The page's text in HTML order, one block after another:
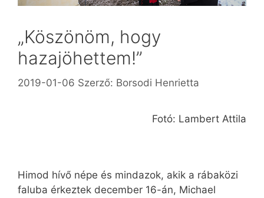
„Köszönöm, hogy
hazajöhettem!”
2019-01-06 Szerző: Borsodi Henrietta
Fotó: Lambert Attila
Himod hívő népe és mind­azok, akik a rábaközi
faluba érkeztek december 16-án, Michael